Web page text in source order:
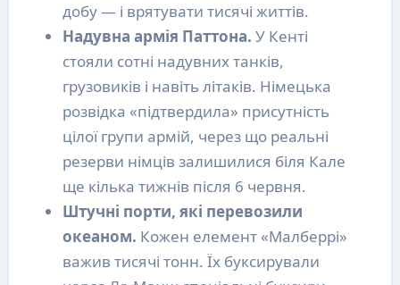
добу — і врятувати тисячі життів.
Надувна армія Паттона. У Кенті
стояли сотні надувних танків,
грузовиків і навіть літаків. Німецька
розвідка «підтвердила» присутність
цілої групи армій, через що реальні
резерви німців залишилися біля Кале
ще кілька тижнів після 6 червня.
Штучні порти, які перевозили
океаном. Кожен елемент «Малберрі»
важив тисячі тонн. Їх буксирували